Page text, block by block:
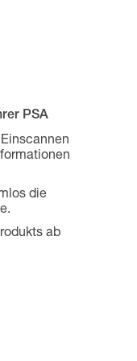
PSA
die
ab